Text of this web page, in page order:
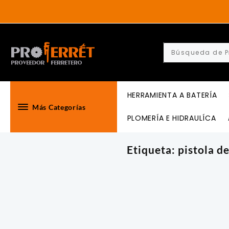
content
Más Categorías
HERRAMIENTA A BATERÍA
PLOMERÍA E HIDRAULÍCA
Etiqueta: pistola